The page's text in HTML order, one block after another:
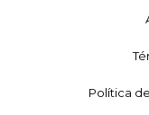
Política